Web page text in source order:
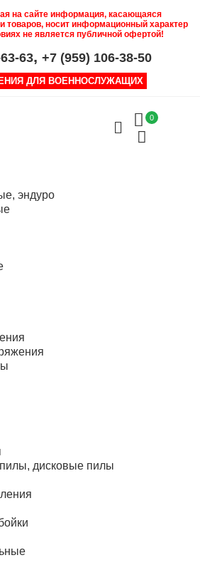
на сайте информация, касающаяся
товаров, носит информационный характер
не является публичной офертой!
63, +7 (959) 106-38-50
ДЛЯ ВОЕННОСЛУЖАЩИХ
0
эндуро
дисковые пилы